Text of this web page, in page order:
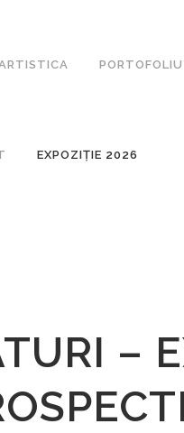
PORTOFOLIU
EXPOZIȚIE 2026
–